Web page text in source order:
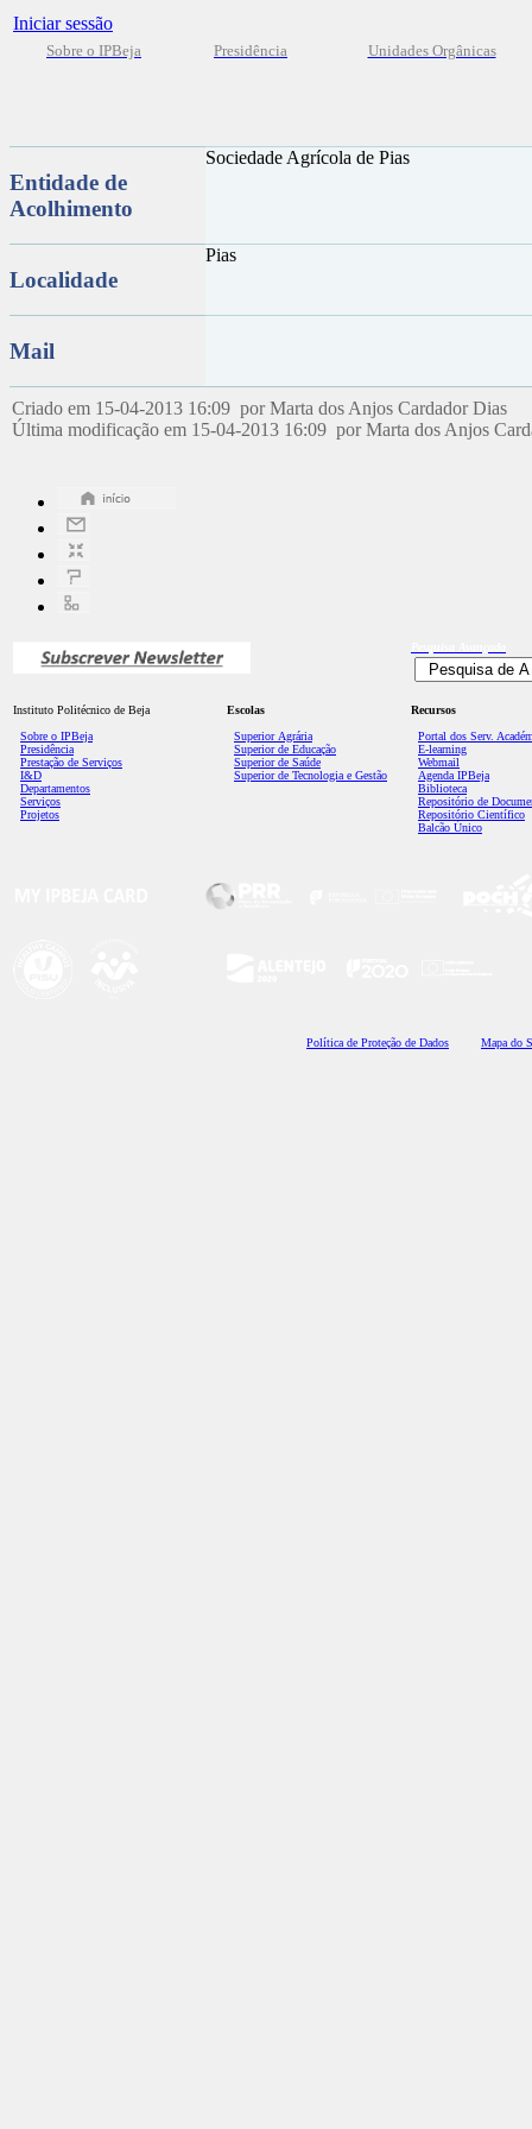
Iniciar sessão
Sobre o IPBeja Presidência Unidades Orgânicas
Entidade de
Acolhimento
Sociedade Agrícola de Pias
Localidade
Pias
Mail
Criado em 15-04-2013 16:09 por Marta dos Anjos Cardador Dias
Última modificação em 15-04-2013 16:09 por Marta dos Anjos
Instituto Politécnico de Beja
Sobre o IPBeja
Presidência
Prestação de Serviços
I&D
Departamentos
Serviços
Projetos
Escolas
Superior Agrária
Superior de Educação
Superior de Saúde
Superior de Tecnologia e Gestão
Recursos
Portal dos Serv.
E-learning
Webmail
Agenda IPBeja
Biblioteca
Repositório de
Repositório Científico
Balcão Único
Política de Proteção de Dados Mapa do